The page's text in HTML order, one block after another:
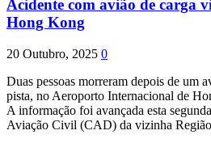
Acidente com avião de carga
Hong Kong
20 Outubro, 2025 0
Duas pessoas morreram depois de um
pista, no Aeroporto Internacional de
A informação foi avançada esta
Aviação Civil (CAD) da vizinha